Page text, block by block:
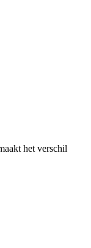
het verschil